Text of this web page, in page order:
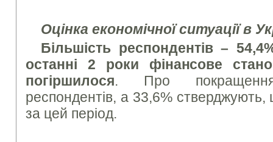
Оцінка економічної ситуації в
Більшість респондентів –
останні 2 роки фінансове
погіршилося. Про
респондентів, а 33,6% стверджують,
за цей період.